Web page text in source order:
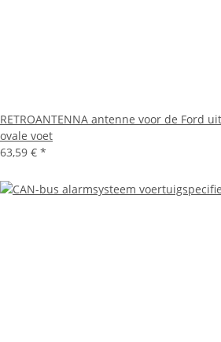
RETROANTENNA antenne voor de Ford
ovale voet
63,59 € *